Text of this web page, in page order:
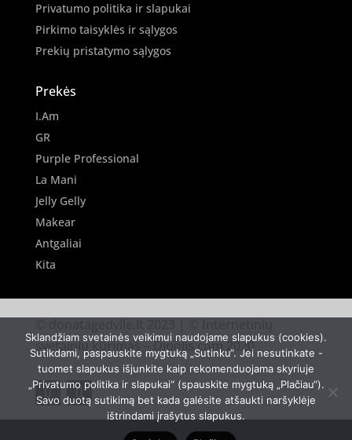
Privatumo politika ir slapukai
Pirkimo taisyklės ir sąlygos
Prekių pristatymo sąlygos
Prekės
I.Am
GR
Purple Professional
La Mani
Jelly Gelly
Makear
Antgaliai
Kita
svetainių kūrimas –Dipolis.com2020
Sklandžiam svetainės veikimui naudojame slapukus (cookies).
Sutikdami, paspauskite mygtuką „Sutinku“. Jei nesutinkate -
tuomet slapukus išjunkite kaip rekomenduojama skyriuje
„Privatumo politika ir slapukai“ (spauskite mygtuką „Plačiau“).
Savo duotą sutikimą bet kada galėsite atšaukti naršyklėje
ištrindami įrašytus slapukus.